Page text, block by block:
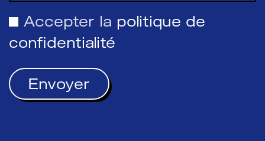
Accepter la politique de
confidentialité
Envoyer